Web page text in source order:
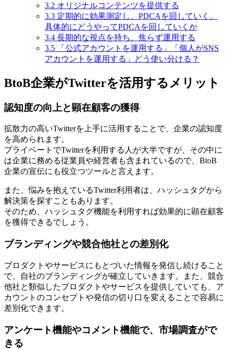
3.2 オリジナルコンテンツを提供する
3.3 定期的に効果測定し、PDCAを回していく。
具体的にどうやってPDCAを回していくか
3.4 長期的な視点を持ち、焦らず運用する
3.5 「公式アカウントを運用する」「個人がSNS
アカウントを運用する」どう使い分ける？
BtoB企業がTwitterを活用するメリット
認知度の向上と顕在顧客の獲得
拡散力の高いTwitterを上手に活用することで、企業の認知度
を高められます。
プライベートでTwitterを利用する人が大半ですが、その中に
は企業に務める従業員や経営者も含まれているので、BtoB
企業の宣伝にも役立つツールと言えます。
また、悩みを抱えているTwitter利用者は、ハッシュタグから
解決策を探すこともあります。
そのため、ハッシュタグ機能を利用すれば効果的に顕在顧客
を獲得できるでしょう。
ブランディングや競合他社との差別化
プロダクトやサービスにもとづいた情報を発信し続けること
で、自社のブランディングが確立していきます。また、競合
他社と類似したプロダクトやサービスを提供していても、ア
カウントのコンセプトや発信の切り口を変えることで容易に
差別化できます。
アンケート機能やコメント機能で、市場調査がで
きる